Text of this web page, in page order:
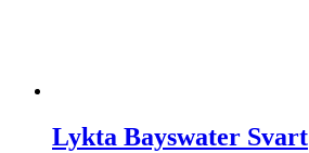
Lykta Bayswater Svart